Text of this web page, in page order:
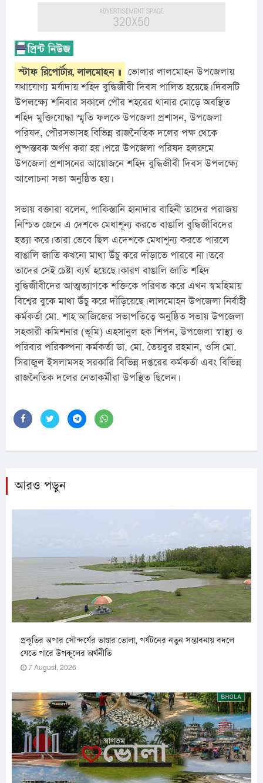
স্টাফ রিপোর্টার, লালমোহন ॥ ভোলার লালমোহন উপজেলায়
যথাযোগ্য মর্যাদায় শহিদ বুদ্ধিজীবী দিবস পালিত হয়েছে। দিবসটি
উপলক্ষ্যে শনিবার সকালে পৌর শহরের থানার মোড়ে অবস্থিত
শহিদ মুক্তিযোদ্ধা স্মৃতি ফলকে উপজেলা প্রশাসন, উপজেলা
পরিষদ, পৌরসভাসহ বিভিন্ন রাজনৈতিক দলের পক্ষ থেকে
পুষ্পস্তবক অর্পণ করা হয়। পরে উপজেলা পরিষদ হলরুমে
উপজেলা প্রশাসনের আয়োজনে শহিদ বুদ্ধিজীবী দিবস উপলক্ষ্যে
আলোচনা সভা অনুষ্ঠিত হয়।
সভায় বক্তারা বলেন, পাকিস্তানি হানাদার বাহিনী তাদের পরাজয়
নিশ্চিত জেনে এ দেশকে মেধাশূন্য করতে বাঙালি বুদ্ধিজীবিদের
হত্যা করে। তারা ভেবে ছিল এদেশকে মেধাশূন্য করতে পারলে
বাঙালি জাতি কখনো মাথা উঁচু করে দাঁড়াতে পারবে না। তবে
তাদের সেই চেষ্টা ব্যর্থ হয়েছে। কারণ বাঙালি জাতি শহিদ
বুদ্ধিজীবীদের আত্মত্যাগকে শক্তিকে পরিণত করে এখন স্বমহিমায়
বিশ্বের বুকে মাথা উঁচু করে দাঁড়িয়েছে। লালমোহন উপজেলা নির্বাহী
কর্মকর্তা মো. শাহ আজিজের সভাপতিত্বে অনুষ্ঠিত সভায় উপজেলা
সহকারী কমিশনার (ভূমি) এহসানুল হক শিপন, উপজেলা স্বাস্থ্য ও
পরিবার পরিকল্পনা কর্মকর্তা ডা. মো. তৈয়বুর রহমান, ওসি মো.
সিরাজুল ইসলামসহ সরকারি বিভিন্ন দপ্তরের কর্মকর্তা এবং বিভিন্ন
রাজনৈতিক দলের নেতাকর্মীরা উপস্থিত ছিলেন।
আরও পড়ুন
প্রকৃতির অপার সৌন্দর্যের ভাণ্ডার ভোলা, পর্যটনের নতুন সম্ভাবনায় বদলে
যেতে পারে উপকূলের অর্থনীতি
7 August, 2026